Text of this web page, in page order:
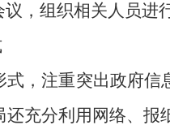
，组织相关人员进
，注重突出政府信
充分利用网络、报